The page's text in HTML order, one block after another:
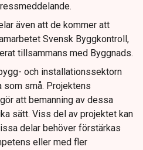
även att de kommer att
Svensk Byggkontroll,
tillsammans med Byggnads.
och installationssektorn
som små. Projektens
att bemanning av dessa
sätt. Viss del av projektet kan
delar behöver förstärkas
eller med fler